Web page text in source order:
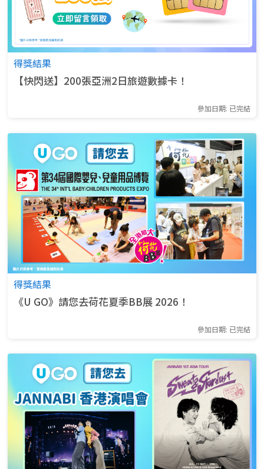
得獎結果
【快閃送】200張亞洲2日旅遊數據卡！
參加日期: 已完結
得獎結果
《U GO》請您去荷花夏季BB展 2026！
參加日期: 已完結